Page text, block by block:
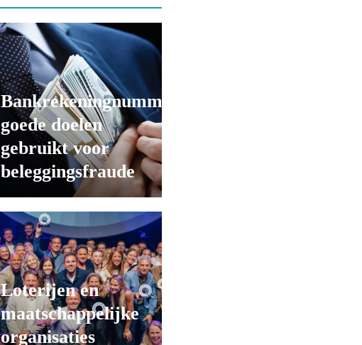
Bankrekeningnummers
goede doelen
gebruikt voor
beleggingsfraude
Loterijen en
maatschappelijke
organisaties